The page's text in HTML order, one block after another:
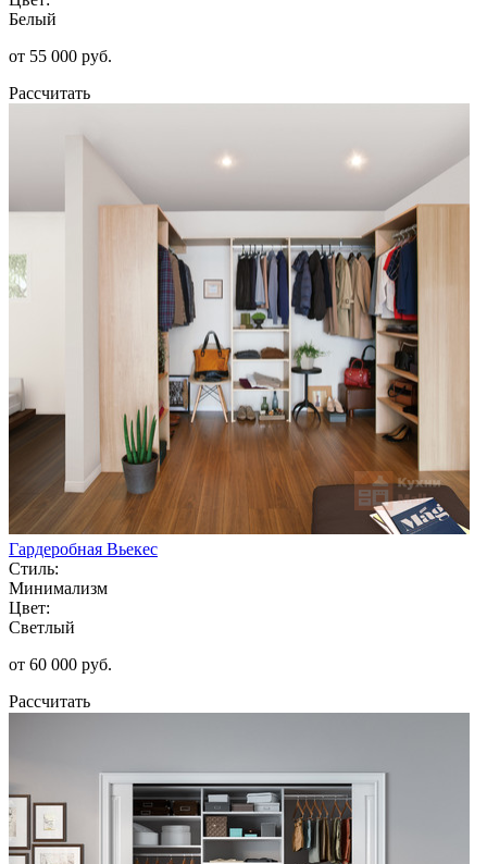
Белый
от 55 000 руб.
Рассчитать
Гардеробная Вьекес
Стиль:
Минимализм
Цвет:
Светлый
от 60 000 руб.
Рассчитать